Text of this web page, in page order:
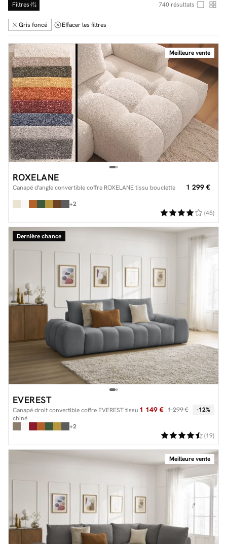
Facilité de paiements
Livraison
Aide et contact
Conseil sur mesure
Mieux nous connaître
Filtres 740 résultats
Gris foncé Effacer les filtres
Meilleure vente
ROXELANE
Canapé d'angle convertible coffre ROXELANE tissu bouclette 1 299 €
+2
(45)
Dernière chance
EVEREST
Canapé droit convertible coffre EVEREST tissu
chiné
1 149 € 1 299 € -12%
+2
(19)
Meilleure vente